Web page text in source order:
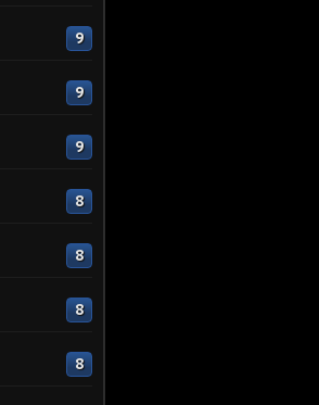
9
9
9
8
8
8
8